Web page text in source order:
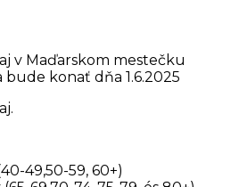
v Maďarskom mestečku
bude konať dňa 1.6.2025
49,50-59, 60+)